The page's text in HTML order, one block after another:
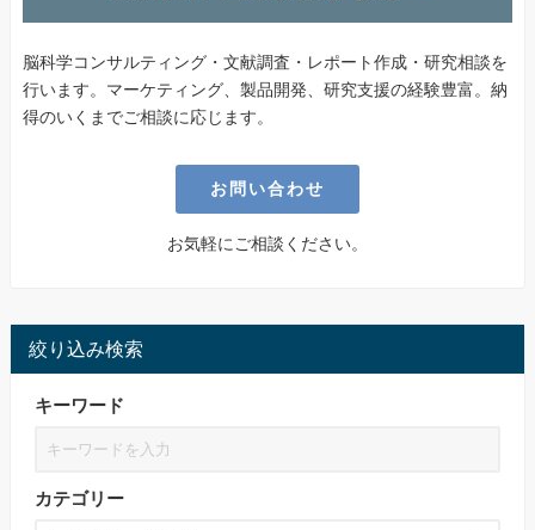
脳科学コンサルティング・文献調査・レポート作成・研究相談を
行います。マーケティング、製品開発、研究支援の経験豊富。納
得のいくまでご相談に応じます。
お問い合わせ
お気軽にご相談ください。
絞り込み検索
キーワード
カテゴリー